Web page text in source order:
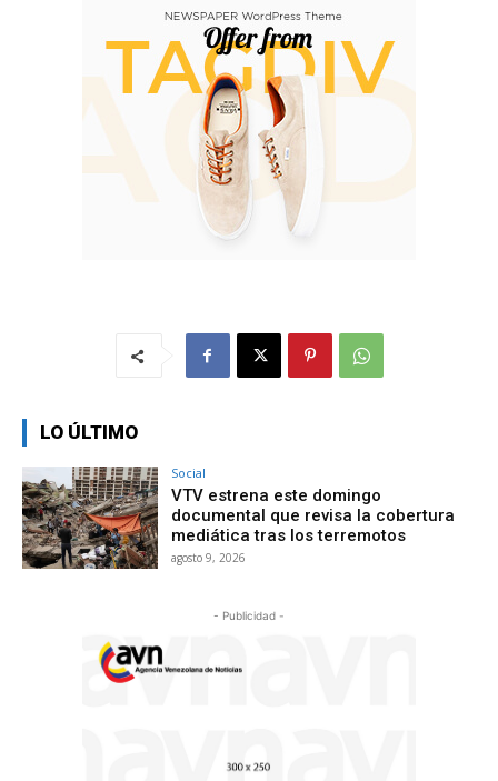
LO ÚLTIMO
Social
VTV estrena este domingo
documental que revisa la cobertura
mediática tras los terremotos
agosto 9, 2026
- Publicidad -